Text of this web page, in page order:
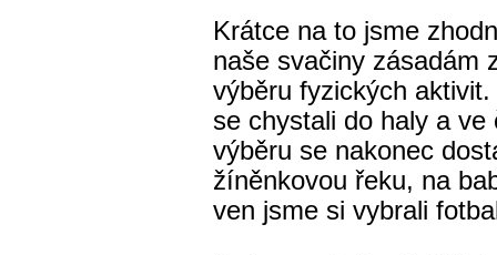
Krátce na to jsme
naše svačiny zásadám
výběru fyzických
se chystali do haly a
výběru se nakonec
žíněnkovou řeku, na
ven jsme si vybrali